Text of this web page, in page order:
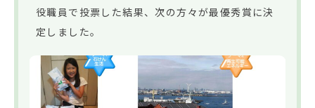
役職員で投票した結果、次の方々が最優秀賞に決
定しました。